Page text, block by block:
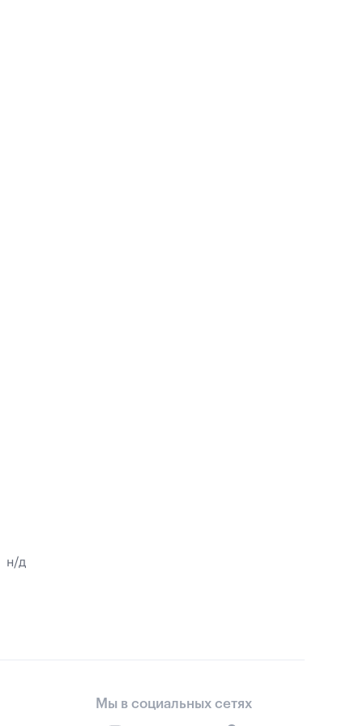
н/д
Мы в социальных сетях